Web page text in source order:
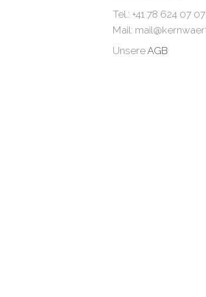
Tel.: +41 78 624 07 07
Mail:
UnsereAGB